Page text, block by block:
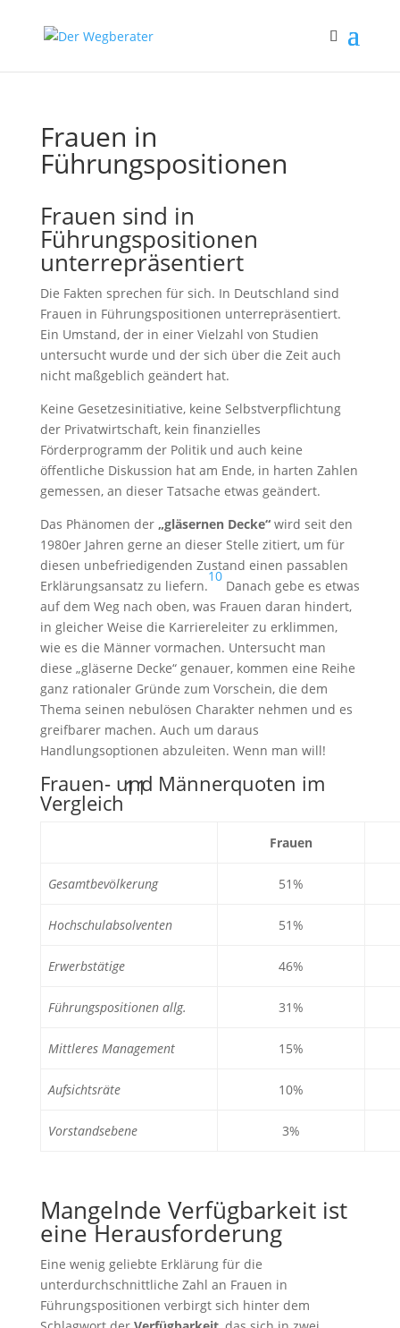
Frauen in
Führungspositionen
Frauen sind in
Führungspositionen
unterrepräsentiert
Die Fakten sprechen für sich. In Deutschland sind
Frauen in Führungspositionen unterrepräsentiert.
Ein Umstand, der in einer Vielzahl von Studien
untersucht wurde und der sich über die Zeit auch
nicht maßgeblich geändert hat.
Keine Gesetzesinitiative, keine Selbstverpflichtung
der Privatwirtschaft, kein finanzielles
Förderprogramm der Politik und auch keine
öffentliche Diskussion hat am Ende, in harten Zahlen
gemessen, an dieser Tatsache etwas geändert.
Das Phänomen der „gläsernen Decke“wird seit den
1980er Jahren gerne an dieser Stelle zitiert, um für
diesen unbefriedigenden Zustand einen passablen
Erklärungsansatz zu liefern.
10
Danach gebe es etwas
auf dem Weg nach oben, was Frauen daran hindert,
in gleicher Weise die Karriereleiter zu erklimmen,
wie es die Männer vormachen. Untersucht man
diese „gläserne Decke“ genauer, kommen eine Reihe
ganz rationaler Gründe zum Vorschein, die dem
Thema seinen nebulösen Charakter nehmen und es
greifbarer machen. Auch um daraus
Handlungsoptionen abzuleiten. Wenn man will!
Frauen- und Männerquoten im
Vergleich
11
Frauen
Gesamtbevölkerung 51%
Hochschulabsolventen 51%
Erwerbstätige 46%
Führungspositionen allg. 31%
Mittleres Management 15%
Aufsichtsräte 10%
Vorstandsebene 3%
Mangelnde Verfügbarkeit ist
eine Herausforderung
Eine wenig geliebte Erklärung für die
unterdurchschnittliche Zahl an Frauen in
Führungspositionen verbirgt sich hinter dem